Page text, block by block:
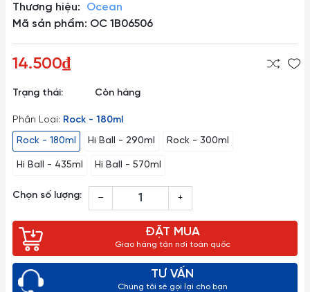
Thương hiệu:
Ocean
Mã sản phẩm: OC 1B06506
14.500₫
Trạng thái: Còn hàng
Phân Loại: Rock - 180ml
Rock - 180ml
Hi Ball - 290ml Rock - 300ml
Hi Ball - 435ml Hi Ball - 570ml
Chọn số lượng: – +
ĐẶT MUA
Giao hàng tận nơi toàn quốc
TƯ VẤN
Chúng tôi sẽ gọi lại cho bạn